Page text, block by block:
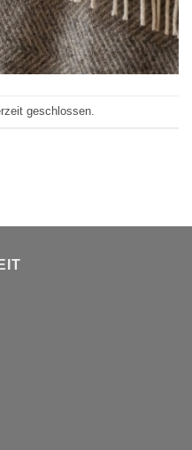
geschlossen.